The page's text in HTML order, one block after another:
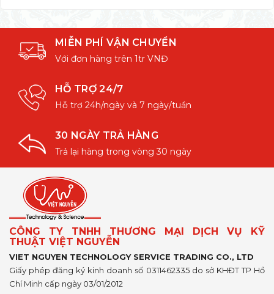
MIỄN PHÍ VẬN CHUYỂN
Với đơn hàng trên 1tr VNĐ
HỖ TRỢ 24/7
Hỗ trợ 24h/ngày và 7 ngày/tuần
30 NGÀY TRẢ HÀNG
Trả lại hàng trong vòng 30 ngày
CÔNG TY TNHH THƯƠNG MẠI DỊCH VỤ KỸ
THUẬT VIỆT NGUYỄN
VIET NGUYEN TECHNOLOGY SERVICE TRADING CO., LTD
Giấy phép đăng ký kinh doanh số 0311462335 do sở KHĐT TP Hồ
Chí Minh cấp ngày 03/01/2012